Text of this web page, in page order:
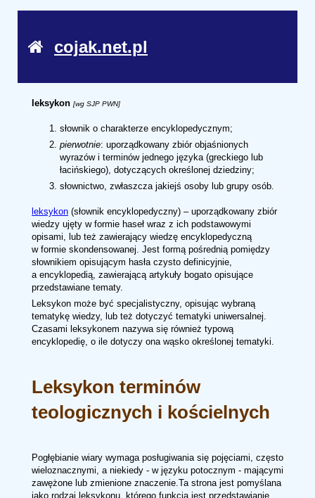
cojak.net.pl
leksykon [wg SJP PWN]
słownik o charakterze encyklopedycznym;
pierwotnie: uporządkowany zbiór objaśnionych
wyrazów i terminów jednego języka (greckiego lub
łacińskiego), dotyczących określonej dziedziny;
słownictwo, zwłaszcza jakiejś osoby lub grupy osób.
leksykon (słownik encyklopedyczny) – uporządkowany zbiór
wiedzy ujęty w formie haseł wraz z ich podstawowymi
opisami, lub też zawierający wiedzę encyklopedyczną
w formie skondensowanej. Jest formą pośrednią pomiędzy
słownikiem opisującym hasła czysto definicyjnie,
a encyklopedią, zawierającą artykuły bogato opisujące
przedstawiane tematy.
Leksykon może być specjalistyczny, opisując wybraną
tematykę wiedzy, lub też dotyczyć tematyki uniwersalnej.
Czasami leksykonem nazywa się również typową
encyklopedię, o ile dotyczy ona wąsko określonej tematyki.
Leksykon terminów
teologicznych i kościelnych
Pogłębianie wiary wymaga posługiwania się pojęciami, często
wieloznacznymi, a niekiedy - w języku potocznym - mającymi
zawężone lub zmienione znaczenie.Ta strona jest pomyślana
jako rodzaj leksykonu, którego funkcją jest przedstawianie